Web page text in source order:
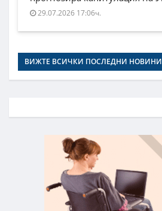
29.07.2026 17:06ч.
ВИЖТЕ ВСИЧКИ ПОСЛЕДНИ НОВИНИ